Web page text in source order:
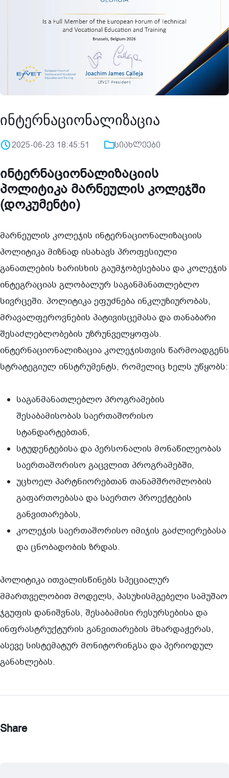
ინტერნაციონალიზაცია
2025-06-23 18:45:51 სიახლეები
ინტერნაციონალიზაციის
პოლიტიკა მარნეულის კოლეჯში
(დოკუმენტი)
მარნეულის კოლეჯის ინტერნაციონალიზაციის
პოლიტიკა მიზნად ისახავს პროფესიული
განათლების ხარისხის გაუმჯობესებასა და კოლეჯის
ინტეგრაციას გლობალურ საგანმანათლებლო
სივრცეში. პოლიტიკა ეფუძნება ინკლუზიურობას,
მრავალფეროვნების პატივისცემასა და თანაბარი
შესაძლებლობების უზრუნველყოფას.
ინტერნაციონალიზაცია კოლეჯისთვის წარმოადგენს
სტრატეგიულ ინსტრუმენტს, რომელიც ხელს უწყობს:
საგანმანათლებლო პროგრამების
შესაბამისობას საერთაშორისო
სტანდარტებთან,
სტუდენტებისა და პერსონალის მონაწილეობას
საერთაშორისო გაცვლით პროგრამებში,
უცხოელ პარტნიორებთან თანამშრომლობის
გაფართოებასა და საერთო პროექტების
განვითარებას,
კოლეჯის საერთაშორისო იმიჯის გაძლიერებასა
და ცნობადობის ზრდას.
პოლიტიკა ითვალისწინებს სპეციალურ
მმართველობით მოდელს, პასუხისმგებელი სამუშაო
ჯგუფის დანიშვნას, შესაბამისი რესურსებისა და
ინფრასტრუქტურის განვითარების მხარდაჭერას,
ასევე სისტემატურ მონიტორინგსა და პერიოდულ
განახლებას.
Share